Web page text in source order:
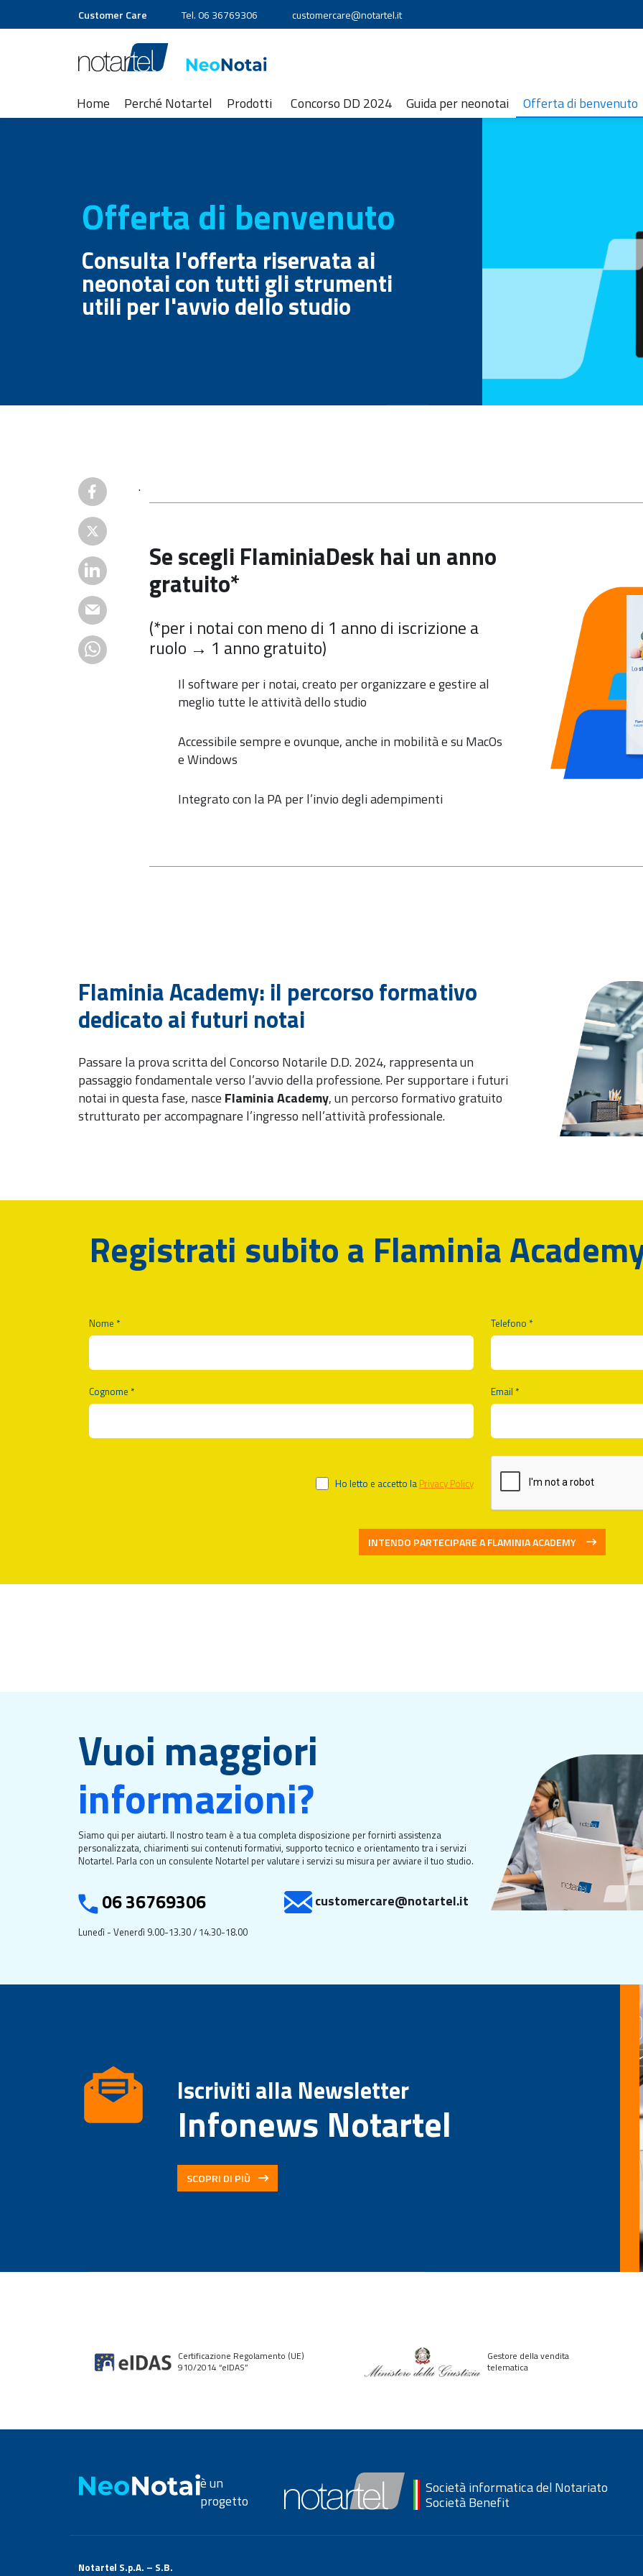
Customer Care Tel. 06 36769306 customercare@notartel.it
Home Perché Notartel Prodotti Concorso DD 2024 Guida per neonotai Offerta di benvenuto
Offerta di benvenuto
Consulta l'offerta riservata ai
neonotai con tutti gli strumenti
utili per l'avvio dello studio
.
Se scegli FlaminiaDesk hai un anno
gratuito*
(*per i notai con meno di 1 anno di iscrizione a
ruolo → 1 anno gratuito)
Il software per i notai, creato per organizzare e gestire al
meglio tutte le attività dello studio
Accessibile sempre e ovunque, anche in mobilità e su MacOs
e Windows
Integrato con la PA per l’invio degli adempimenti
Flaminia Academy: il percorso formativo
dedicato ai futuri notai
Passare la prova scritta del Concorso Notarile D.D. 2024, rappresenta un
passaggio fondamentale verso l’avvio della professione. Per supportare i futuri
notai in questa fase, nasce Flaminia Academy, un percorso formativo gratuito
strutturato per accompagnare l’ingresso nell’attività professionale.
Registrati subito a Flaminia
Nome *
Cognome *
Telefono *
Email *
Ho letto e accetto la Privacy Policy
INTENDO PARTECIPARE A FLAMINIA ACADEMY
Vuoi maggiori
informazioni?
Siamo qui per aiutarti. Il nostro team è a tua completa disposizione per fornirti assistenza
personalizzata, chiarimenti sui contenuti formativi, supporto tecnico e orientamento tra i servizi
Notartel. Parla con un consulente Notartel per valutare i servizi su misura per avviare il tuo studio.
06 36769306
Lunedì - Venerdì 9.00-13.30 / 14.30-18.00
customercare@notartel.it
Iscriviti alla Newsletter
Infonews Notartel
SCOPRI DI PIÙ
Certificazione Regolamento (UE)
910/2014 “elDAS”
Gestore della vendita
telematica
è un
progetto
Società informatica del Notariato
Società Benefit
Notartel S.p.A. – S.B.